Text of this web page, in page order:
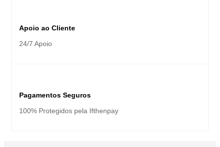
Apoio ao Cliente
24/7 Apoio
Pagamentos Seguros
100% Protegidos pela Ifthenpay